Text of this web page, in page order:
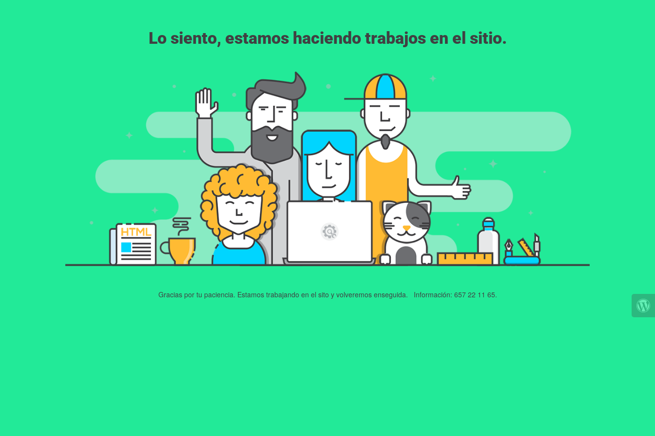
Lo siento, estamos haciendo trabajos en el sitio.
Gracias por tu paciencia. Estamos trabajando en el sito y volveremos enseguida. Información: 657 22 11 65.